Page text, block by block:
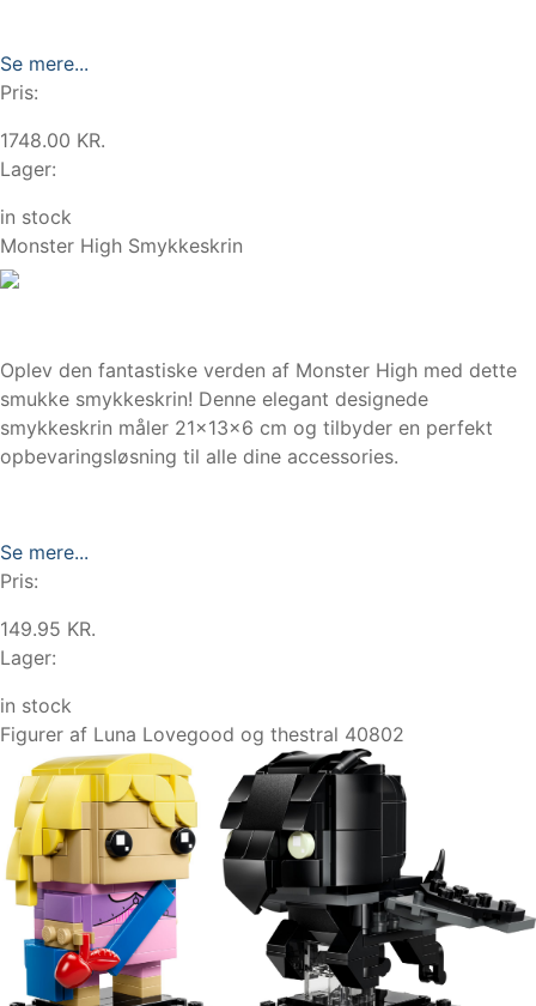
Se mere...
Pris:
1748.00 KR.
Lager:
in stock
Monster High Smykkeskrin
Oplev den fantastiske verden af Monster High med dette
smukke smykkeskrin! Denne elegant designede
smykkeskrin måler 21x13x6 cm og tilbyder en perfekt
opbevaringsløsning til alle dine accessories.
Se mere...
Pris:
149.95 KR.
Lager:
in stock
Figurer af Luna Lovegood og thestral 40802